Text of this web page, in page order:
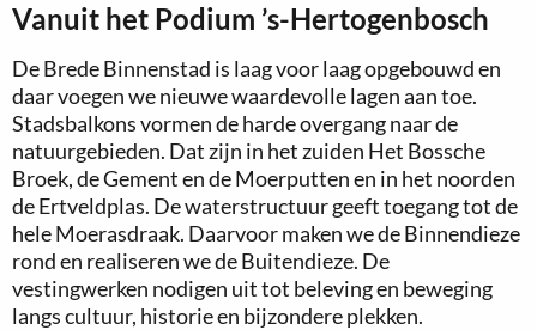
Vanuit het Podium ’s-Hertogenbosch
De Brede Binnenstad is laag voor laag opgebouwd en
daar voegen we nieuwe waardevolle lagen aan toe.
Stadsbalkons vormen de harde overgang naar de
natuurgebieden. Dat zijn in het zuiden Het Bossche
Broek, de Gement en de Moerputten en in het noorden
de Ertveldplas. De waterstructuur geeft toegang tot de
hele Moerasdraak. Daarvoor maken we de Binnendieze
rond en realiseren we de Buitendieze. De
vestingwerken nodigen uit tot beleving en beweging
langs cultuur, historie en bijzondere plekken.